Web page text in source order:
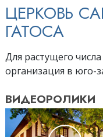
ЦЕРКОВЬ
ГАТОСА
Для растущего
организация в юго-
ВИДЕОРОЛИКИ